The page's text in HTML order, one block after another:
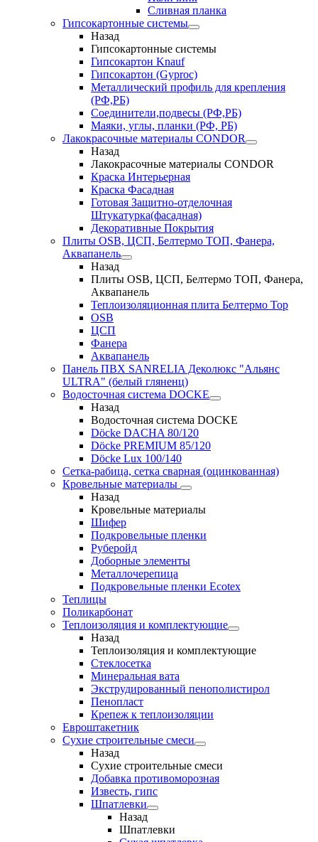
Сливная планка
Гипсокартонные системы
Назад
Гипсокартонные системы
Гипсокартон Knauf
Гипсокартон (Gyproc)
Металлический профиль для крепления
(РФ,РБ)
Соединители,подвесы (РФ,РБ)
Маяки, углы, планки (РФ, РБ)
Лакокрасочные материалы CONDOR
Назад
Лакокрасочные материалы CONDOR
Краска Интерьерная
Краска Фасадная
Готовая Защитно-отделочная
Штукатурка(фасадная)
Декоративные Покрытия
Плиты OSB, ЦСП, Белтермо ТОП, Фанера,
Аквапанель
Назад
Плиты OSB, ЦСП, Белтермо ТОП, Фанера,
Аквапанель
Теплоизоляционная плита Белтермо Top
OSB
ЦСП
Фанера
Аквапанель
Панель ПВХ SANRELIA Деколюкс "Альянс
ULTRA" (белый гляненц)
Водосточная система DOCKE
Назад
Водосточная система DOCKE
Döсkе DACHA 80/120
Döcke PREMIUM 85/120
Döсkе Luх 100/140
Сетка-рабица, сетка сварная (оцинкованная)
Кровельные материалы
Назад
Кровельные материалы
Шифер
Подкровельные пленки
Руберойд
Доборные элементы
Металлочерепица
Подкровельные пленки Ecotex
Теплицы
Поликарбонат
Теплоизоляция и комплектующие
Назад
Теплоизоляция и комплектующие
Стеклосетка
Минеральная вата
Экструдированный пенополистирол
Пенопласт
Крепеж к теплоизоляции
Евроштакетник
Сухие строительные смеси
Назад
Сухие строительные смеси
Добавка противоморозная
Известь, гипс
Шпатлевки
Назад
Шпатлевки